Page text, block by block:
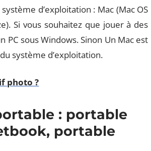
d’exploitation : Mac (Mac OS
Si vous souhaitez que jouer à des
sous Windows. Sinon Un Mac est
système d’exploitation.
photo ?
: portable
portable